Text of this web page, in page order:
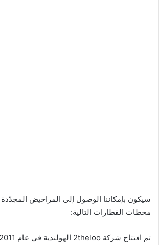
سيكون بإمكاننا الوصول إلى المراحيض
محطات القطارات التالية: